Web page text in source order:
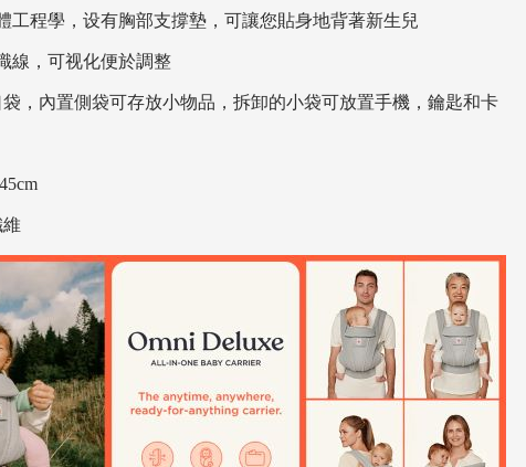
工程學，设有胸部支撐墊，可讓您貼身地背著新生兒
線，可视化便於調整
，內置側袋可存放小物品，拆卸的小袋可放置手機，鑰匙和卡